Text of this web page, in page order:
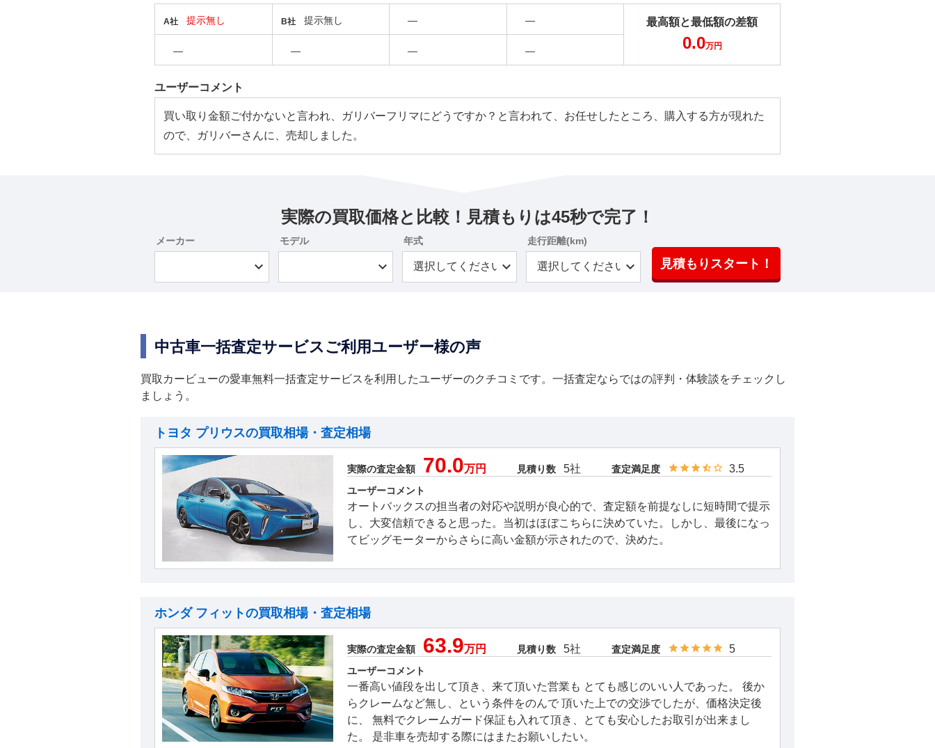
A社 提示無し B社 提示無し ― ―
― ― ― ―
最高額と最低額の差額
0.0万円
ユーザーコメント
買い取り金額ご付かないと言われ、ガリバーフリマにどうですか？と言われて、お任せしたところ、購入する方が現れた
ので、ガリバーさんに、売却しました。
実際の買取価格と比較！見積もりは45秒で完了！
メーカー モデル 年式 走行距離(km)
見積もりスタート！
中古車一括査定サービスご利用ユーザー様の声
買取カービューの愛車無料一括査定サービスを利用したユーザーのクチコミです。一括査定ならではの評判・体験談をチェックし
ましょう。
トヨタ プリウスの買取相場・査定相場
実際の査定金額 70.0万円 見積り数 5社 査定満足度 3.5
ユーザーコメント
オートバックスの担当者の対応や説明が良心的で、査定額を前提なしに短時間で提示
し、大変信頼できると思った。当初はほぼこちらに決めていた。しかし、最後になっ
てビッグモーターからさらに高い金額が示されたので、決めた。
ホンダ フィットの買取相場・査定相場
実際の査定金額 63.9万円 見積り数 5社 査定満足度 5
ユーザーコメント
一番高い値段を出して頂き、来て頂いた営業も とても感じのいい人であった。 後か
らクレームなど無し、という条件をのんで 頂いた上での交渉でしたが、価格決定後
に、 無料でクレームガード保証も入れて頂き、とても安心したお取引が出来まし
た。 是非車を売却する際にはまたお願いしたい。